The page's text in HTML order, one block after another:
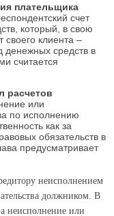
плательщика
счет
который, в свою
своего клиента –
денежных средств в
считается
расчетов
или
по исполнению
как за
обязательств в
предусматривает
неисполнением
должником. В
неисполнение или